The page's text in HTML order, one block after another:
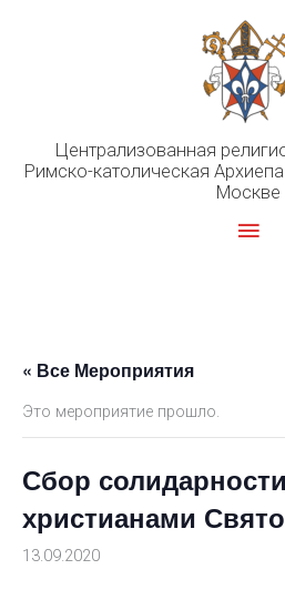
Централизованная
Римско-католическая
Москве
« Все Мероприятия
Это мероприятие прошло.
Сбор
христианами
13.09.2020